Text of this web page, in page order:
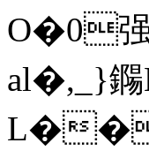
O�0强
al�,_}鐊
L�